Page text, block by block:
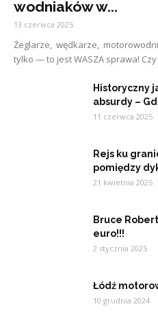
wodniaków w...
13 czerwca 2025
Żeglarze, wędkarze,
tylko — to jest WASZA sprawa! Czy
Historyczny
absurdy –
11 czerwca 2025
Rejs ku
pomiędzy
21 kwietnia 2025
Bruce
euro!!!
2 stycznia 2025
Łódź
10 grudnia 2024